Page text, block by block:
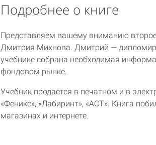
Подробнее о книге
Представляем вашему вниманию
Дмитрия Михнова. Дмитрий —
учебнике собрана необходимая
фондовом рынке.
Учебник продаётся в печатном и в
«Феникс», «Лабиринт», «АСТ». Книга
магазинах и интернете.